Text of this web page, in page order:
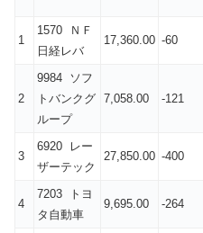
1
1570 ＮＦ
日経レバ
17,360.00 -60
2
9984 ソフ
トバンクグ
ループ
7,058.00 -121
3
6920 レー
ザーテック
27,850.00 -400
4
7203 トヨ
タ自動車
9,695.00 -264